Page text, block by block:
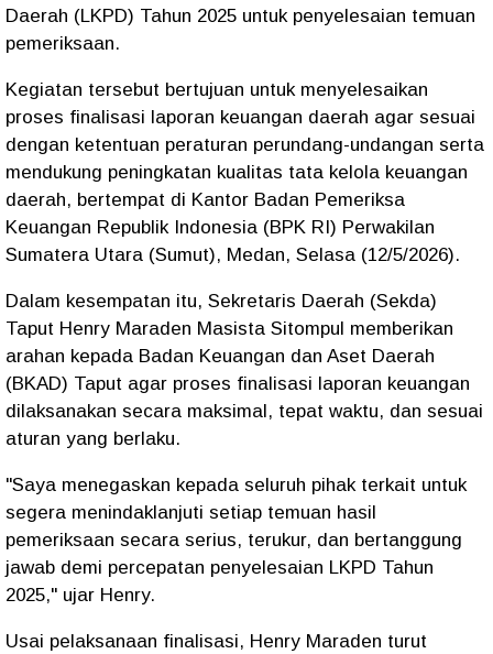
Daerah (LKPD) Tahun 2025 untuk penyelesaian temuan
pemeriksaan.
Kegiatan tersebut bertujuan untuk menyelesaikan
proses finalisasi laporan keuangan daerah agar sesuai
dengan ketentuan peraturan perundang-undangan serta
mendukung peningkatan kualitas tata kelola keuangan
daerah, bertempat di Kantor Badan Pemeriksa
Keuangan Republik Indonesia (BPK RI) Perwakilan
Sumatera Utara (Sumut), Medan, Selasa (12/5/2026).
Dalam kesempatan itu, Sekretaris Daerah (Sekda)
Taput Henry Maraden Masista Sitompul memberikan
arahan kepada Badan Keuangan dan Aset Daerah
(BKAD) Taput agar proses finalisasi laporan keuangan
dilaksanakan secara maksimal, tepat waktu, dan sesuai
aturan yang berlaku.
"Saya menegaskan kepada seluruh pihak terkait untuk
segera menindaklanjuti setiap temuan hasil
pemeriksaan secara serius, terukur, dan bertanggung
jawab demi percepatan penyelesaian LKPD Tahun
2025," ujar Henry.
Usai pelaksanaan finalisasi, Henry Maraden turut